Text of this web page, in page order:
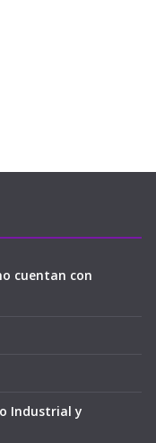
cuentan con
Industrial y